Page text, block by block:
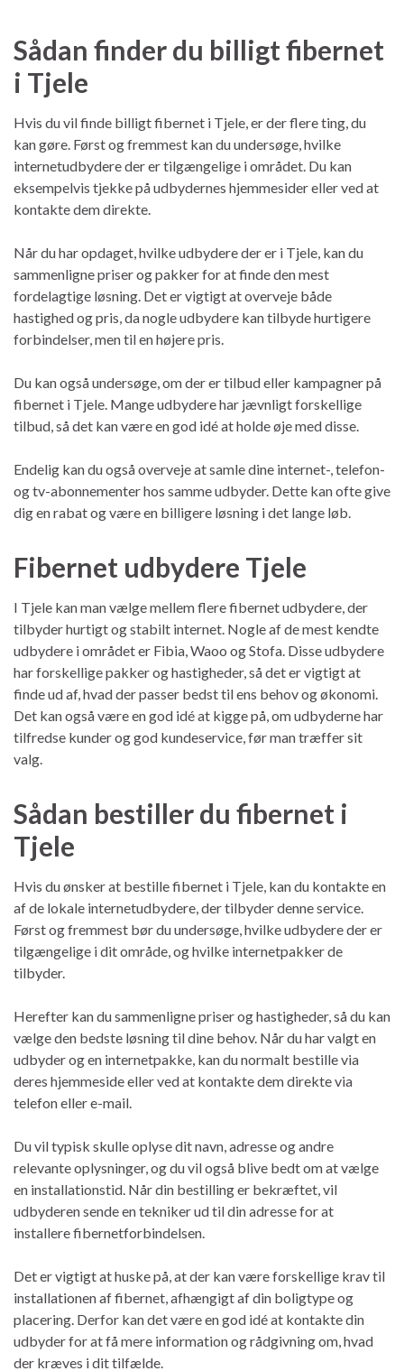
Sådan finder du billigt fibernet
i Tjele
Hvis du vil finde billigt fibernet i Tjele, er der flere ting, du
kan gøre. Først og fremmest kan du undersøge, hvilke
internetudbydere der er tilgængelige i området. Du kan
eksempelvis tjekke på udbydernes hjemmesider eller ved at
kontakte dem direkte.
Når du har opdaget, hvilke udbydere der er i Tjele, kan du
sammenligne priser og pakker for at finde den mest
fordelagtige løsning. Det er vigtigt at overveje både
hastighed og pris, da nogle udbydere kan tilbyde hurtigere
forbindelser, men til en højere pris.
Du kan også undersøge, om der er tilbud eller kampagner på
fibernet i Tjele. Mange udbydere har jævnligt forskellige
tilbud, så det kan være en god idé at holde øje med disse.
Endelig kan du også overveje at samle dine internet-, telefon-
og tv-abonnementer hos samme udbyder. Dette kan ofte give
dig en rabat og være en billigere løsning i det lange løb.
Fibernet udbydere Tjele
I Tjele kan man vælge mellem flere fibernet udbydere, der
tilbyder hurtigt og stabilt internet. Nogle af de mest kendte
udbydere i området er Fibia, Waoo og Stofa. Disse udbydere
har forskellige pakker og hastigheder, så det er vigtigt at
finde ud af, hvad der passer bedst til ens behov og økonomi.
Det kan også være en god idé at kigge på, om udbyderne har
tilfredse kunder og god kundeservice, før man træffer sit
valg.
Sådan bestiller du fibernet i
Tjele
Hvis du ønsker at bestille fibernet i Tjele, kan du kontakte en
af de lokale internetudbydere, der tilbyder denne service.
Først og fremmest bør du undersøge, hvilke udbydere der er
tilgængelige i dit område, og hvilke internetpakker de
tilbyder.
Herefter kan du sammenligne priser og hastigheder, så du kan
vælge den bedste løsning til dine behov. Når du har valgt en
udbyder og en internetpakke, kan du normalt bestille via
deres hjemmeside eller ved at kontakte dem direkte via
telefon eller e-mail.
Du vil typisk skulle oplyse dit navn, adresse og andre
relevante oplysninger, og du vil også blive bedt om at vælge
en installationstid. Når din bestilling er bekræftet, vil
udbyderen sende en tekniker ud til din adresse for at
installere fibernetforbindelsen.
Det er vigtigt at huske på, at der kan være forskellige krav til
installationen af fibernet, afhængigt af din boligtype og
placering. Derfor kan det være en god idé at kontakte din
udbyder for at få mere information og rådgivning om, hvad
der kræves i dit tilfælde.